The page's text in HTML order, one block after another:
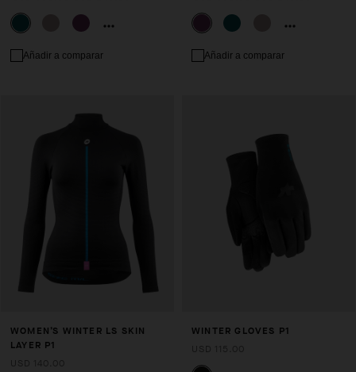
Añadir a comparar Añadir a comparar
WOMEN’S WINTER LS SKIN
LAYER P1
WINTER GLOVES P1